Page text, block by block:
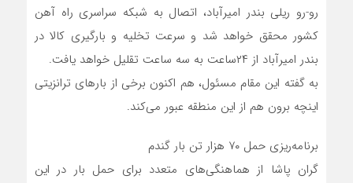
رو-رو ریلی بندر امیرآباد، اتصال به شبکه سراسری راه آهن
کشور محقق خواهد شد و سرعت تخلیه و بارگیری کالا در
بندر امیرآباد از ۲۴ساعت به سه ساعت تقلیل خواهد یافت.
به گفته این مقام مسئول، هم اکنون برخی از بارهای ترانزیتی
اینچه برون هم از این منطقه عبور می‌کند.
برنامه‌ریزی حمل ۷۰ هزار تن بار گندم
گران پاشا از هماهنگی‌های متعدد برای حمل بار در این